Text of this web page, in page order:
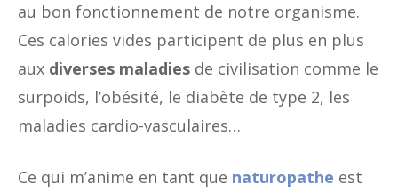
au bon fonctionnement de notre organisme.
Ces calories vides participent de plus en plus
aux diverses maladies de civilisation comme le
surpoids, l’obésité, le diabète de type 2, les
maladies cardio-vasculaires…
Ce qui m’anime en tant que naturopathe est